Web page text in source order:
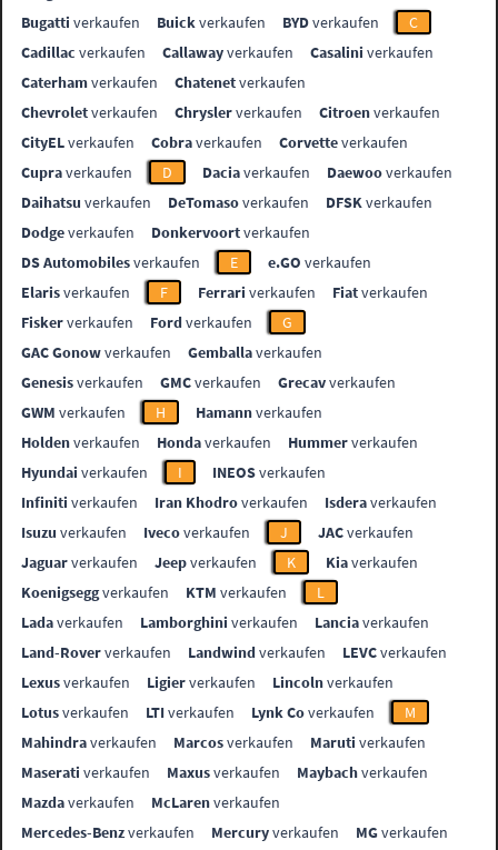
Bugatti verkaufen Buickverkaufen BYDverkaufen
C
Cadillac verkaufen Callawayverkaufen Casalini verkaufen
Caterhamverkaufen Chatenetverkaufen
Chevroletverkaufen Chryslerverkaufen Citroenverkaufen
CityELverkaufen Cobraverkaufen Corvetteverkaufen
Cupraverkaufen D Daciaverkaufen Daewooverkaufen
Daihatsu verkaufen DeTomasoverkaufen DFSKverkaufen
Dodgeverkaufen Donkervoortverkaufen
DS Automobilesverkaufen E e.GO verkaufen
Elarisverkaufen F Ferrari verkaufen Fiatverkaufen
Fiskerverkaufen Fordverkaufen
G
GAC Gonowverkaufen Gemballaverkaufen
Genesisverkaufen GMCverkaufen Grecavverkaufen
GWM verkaufen H Hamannverkaufen
Holdenverkaufen Hondaverkaufen Hummerverkaufen
Hyundai verkaufen I INEOSverkaufen
Infiniti verkaufen Iran Khodroverkaufen Isderaverkaufen
Isuzu verkaufen Ivecoverkaufen J JACverkaufen
Jaguarverkaufen Jeepverkaufen K Kiaverkaufen
Koenigseggverkaufen KTM verkaufen
L
Ladaverkaufen Lamborghini verkaufen Lanciaverkaufen
Land-Roververkaufen Landwindverkaufen LEVCverkaufen
Lexusverkaufen Ligierverkaufen Lincolnverkaufen
Lotusverkaufen LTIverkaufen Lynk Coverkaufen
M
Mahindraverkaufen Marcosverkaufen Maruti verkaufen
Maserati verkaufen Maxusverkaufen Maybachverkaufen
Mazdaverkaufen McLarenverkaufen
Mercedes-Benzverkaufen Mercuryverkaufen MGverkaufen